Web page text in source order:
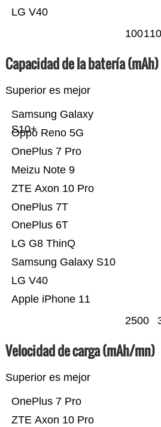
LG V40
100110
Capacidad de la batería (mAh)
Superior es mejor
Apple iPhone 11
LG V40
Samsung Galaxy S10
LG G8 ThinQ
OnePlus 6T
OnePlus 7T
ZTE Axon 10 Pro
Meizu Note 9
OnePlus 7 Pro
Oppo Reno 5G
Samsung Galaxy
S10+
2500
Velocidad de carga (mAh/mn)
Superior es mejor
ZTE Axon 10 Pro
OnePlus 7 Pro